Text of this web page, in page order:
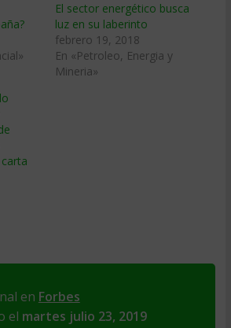
El sector energético busca
luz en su laberinto
febrero 19, 2018
En «Petroleo, Energia y
Mineria»
en Forbes
el martes julio 23, 2019